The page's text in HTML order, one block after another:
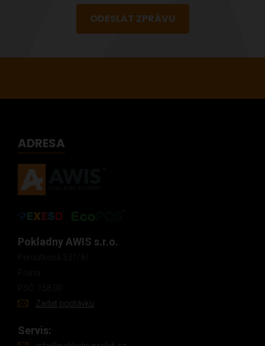
ODESLAT ZPRÁVU
ADRESA
Pokladny AWIS s.r.o.
Zadat poptávku
Servis: